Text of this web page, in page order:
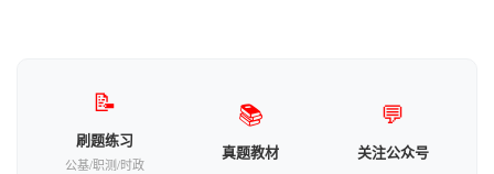
📝
刷题练习
公基/职测/时政
📚
真题教材
💬
关注公众号
常见问题
1.seo如何优化